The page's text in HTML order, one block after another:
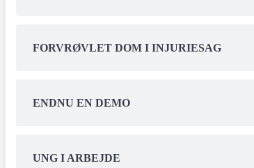
FORVRØVLET DOM I INJURIESAG
ENDNU EN DEMO
UNG I ARBEJDE